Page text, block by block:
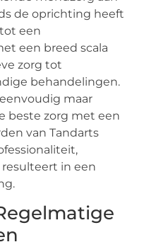
de oprichting heeft
een
een breed scala
zorg tot
behandelingen.
maar
beste zorg met een
van Tandarts
in een